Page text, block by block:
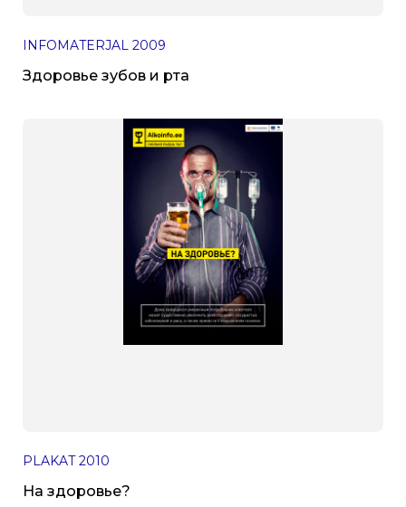
INFOMATERJAL 2009
Здоровье зубов и рта
PLAKAT2010
На здоровье?